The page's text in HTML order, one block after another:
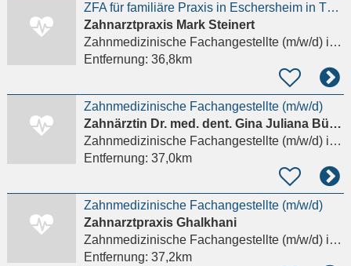
ZFA für familiäre Praxis in Eschersheim in TZ ab sofort gesucht
Zahnarztpraxis Mark Steinert
Zahnmedizinische Fachangestellte (m/w/d)in Frankfurt am Main
Entfernung: 36,8km
Zahnmedizinische Fachangestellte (m/w/d)
Zahnärztin Dr. med. dent. Gina Juliana Büchl
Zahnmedizinische Fachangestellte (m/w/d)in Mühltal, Nieder-Ramstadt
Entfernung: 37,0km
Zahnmedizinische Fachangestellte (m/w/d)
Zahnarztpraxis Ghalkhani
Zahnmedizinische Fachangestellte (m/w/d)in Frankfurt am Main
Entfernung: 37,2km